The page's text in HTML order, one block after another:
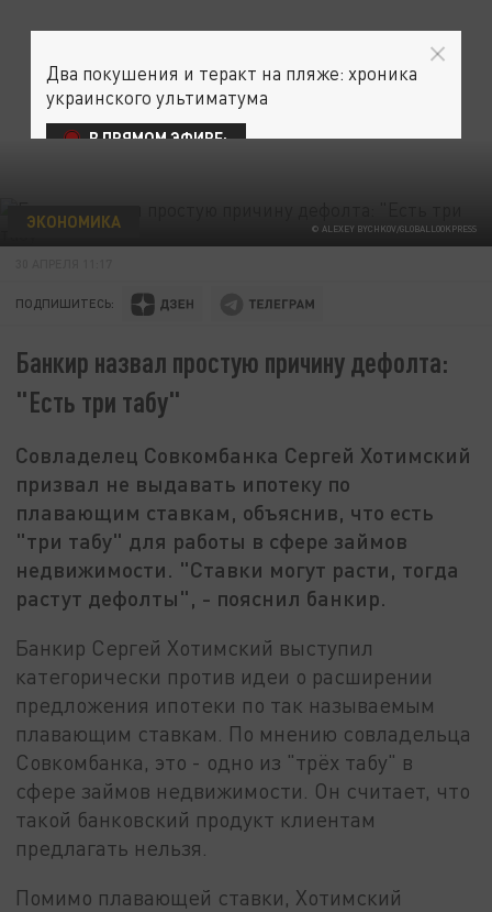
© ALEXEY BYCHKOV/GLOBALLOOKPRESS
ЭКОНОМИКА
ПОДПИШИТЕСЬ:
Банкир назвал простую причину дефолта:
"Есть три табу"
Совладелец Совкомбанка Сергей Хотимский
призвал не выдавать ипотеку по
плавающим ставкам, объяснив, что есть
"три табу" для работы в сфере займов
недвижимости. "Ставки могут расти, тогда
растут дефолты", - пояснил банкир.
Банкир Сергей Хотимский выступил
категорически против идеи о расширении
предложения ипотеки по так называемым
плавающим ставкам. По мнению совладельца
Совкомбанка, это - одно из "трёх табу" в
сфере займов недвижимости. Он считает, что
такой банковский продукт клиентам
предлагать нельзя.
Помимо плавающей ставки, Хотимский
Два покушения и теракт на пляже: хроника
украинского ультиматума
В ПРЯМОМ ЭФИРЕ: